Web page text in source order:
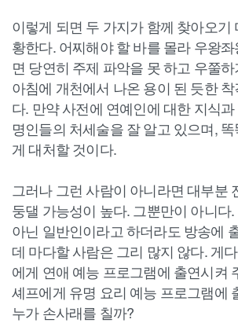
이렇게 되면 두 가지가 함께 찾아오기
황한다. 어찌해야 할 바를 몰라 우왕
면 당연히 주제 파악을 못 하고 우쭐
아침에 개천에서 나온 용이 된 듯한
다. 만약 사전에 연예인에 대한 지식
명인들의 처세술을 잘 알고 있으며,
게 대처할 것이다.
그러나 그런 사람이 아니라면 대부분
둥댈 가능성이 높다. 그뿐만이 아니다
아닌 일반인이라고 하더라도 방송에
데 마다할 사람은 그리 많지 않다. 게
에게 연애 예능 프로그램에 출연시켜
셰프에게 유명 요리 예능 프로그램에
누가 손사래를 칠까?